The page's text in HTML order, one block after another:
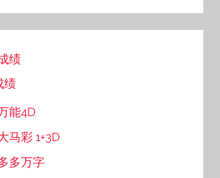
绩
绩
能4D
马彩 1+3D
多万字